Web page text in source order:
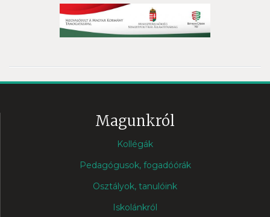
Magunkról
Kollégák
Pedagógusok, fogadóórák
Osztályok, tanulóink
Iskolánkról